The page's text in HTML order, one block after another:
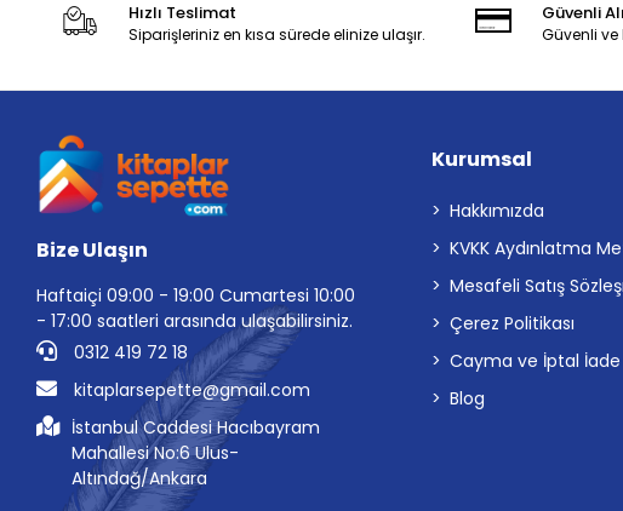
Hızlı Teslimat
Siparişleriniz en kısa sürede elinize ulaşır.
Güvenli
Güvenli
Bize Ulaşın
Haftaiçi 09:00 - 19:00 Cumartesi 10:00
- 17:00 saatleri arasında ulaşabilirsiniz.
0312 419 72 18
kitaplarsepette@gmail.com
İstanbul Caddesi Hacıbayram
Mahallesi No:6 Ulus-
Altındağ/Ankara
Kurumsal
Hakkımızda
KVKK Aydınlatma
Mesafeli Satış
Çerez Politikası
Cayma ve İptal İade
Blog